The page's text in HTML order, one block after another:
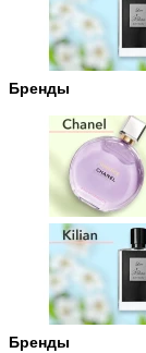
Бренды
Бренды